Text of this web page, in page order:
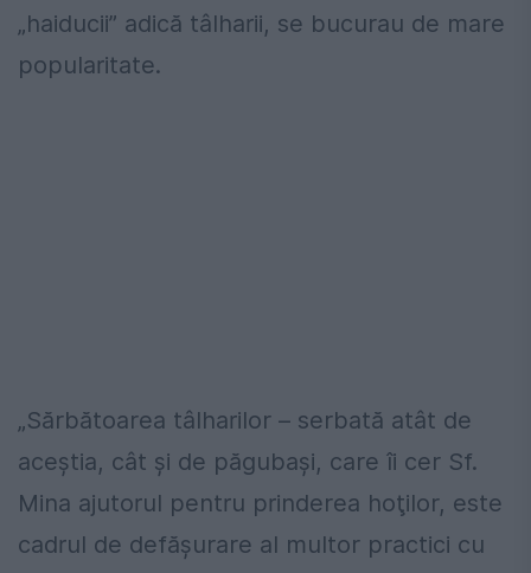
„haiducii” adică tâlharii, se bucurau de mare
popularitate.
„Sărbătoarea tâlharilor – serbată atât de
aceştia, cât şi de păgubaşi, care îi cer Sf.
Mina ajutorul pentru prinderea hoţilor, este
cadrul de defăşurare al multor practici cu